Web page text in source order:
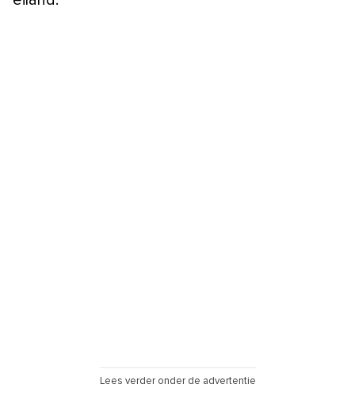
Lees verder onder de advertentie